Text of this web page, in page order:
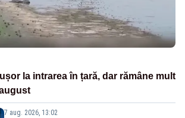
la intrarea în țară, dar rămâne mult
7 aug. 2026, 13:02